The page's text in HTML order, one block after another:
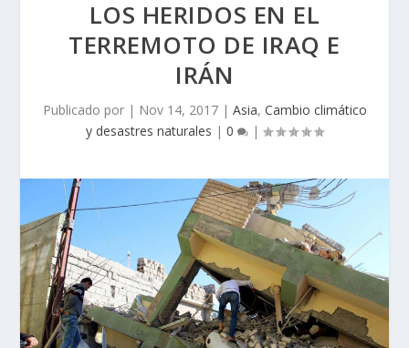
LOS HERIDOS EN EL
TERREMOTO DE IRAQ E
IRÁN
Publicado por | Nov 14, 2017| Asia, Cambio climático
y desastres naturales | 0 |